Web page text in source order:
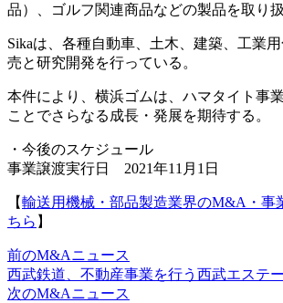
品）、ゴルフ関連商品などの製品を取り扱
Sikaは、各種自動車、土木、建築、工業
売と研究開発を行っている。
本件により、横浜ゴムは、ハマタイト事
ことでさらなる成長・発展を期待する。
・今後のスケジュール
事業譲渡実行日 2021年11月1日
【輸送用機械・部品製造業界のM&A・事
ちら 】
前のM&Aニュース
西武鉄道、不動産事業を行う西武エステ
次のM&Aニュース